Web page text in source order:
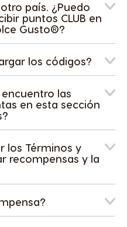
país. ¿Puedo
puntos CLUB en
Gusto®?
los códigos?
las
en esta sección
los Términos y
recompensas y la